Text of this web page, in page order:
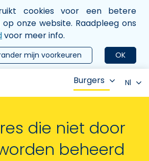
cookies voor een betere
onze website. Raadpleeg ons
voor meer info.
OK
mijn voorkeuren
Burgers Nl
die niet door
beheerd